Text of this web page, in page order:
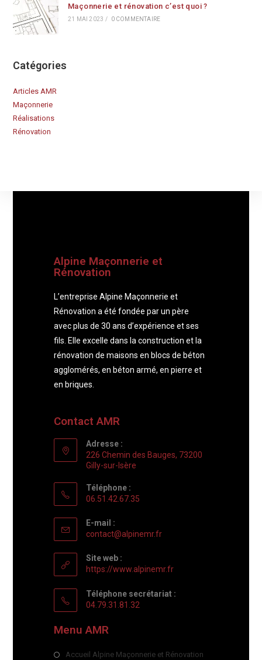
Maçonnerie et rénovation c’est quoi ?
21 MAI 2023 / 0 COMMENTAIRE
Catégories
Articles AMR
Maçonnerie
Réalisations
Rénovation
Alpine Maçonnerie et
Rénovation
L’entreprise Alpine Maçonnerie et
Rénovation a été fondée par un père
avec plus de 30 ans d’expérience et ses
fils. Elle excelle dans la construction et la
rénovation de maisons en blocs de béton
agglomérés, en béton armé, en pierre et
en briques.
Contact AMR
Adresse :
226 Chemin des Bauges, 73200
Gilly-sur-Isère
Téléphone :
06.51.42.67.35
E-mail :
contact@alpinemr.fr
Site web :
https://www.alpinemr.fr
Téléphone secrétariat :
04.79.31.81.32
Menu AMR
Accueil Alpine Maçonnerie et Rénovation